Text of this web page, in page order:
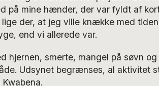
på mine hænder, der var fyldt af
der, at jeg ville knække med
end vi allerede var.
hjernen, smerte, mangel på søvn
Udsynet begrænses, al aktivitet